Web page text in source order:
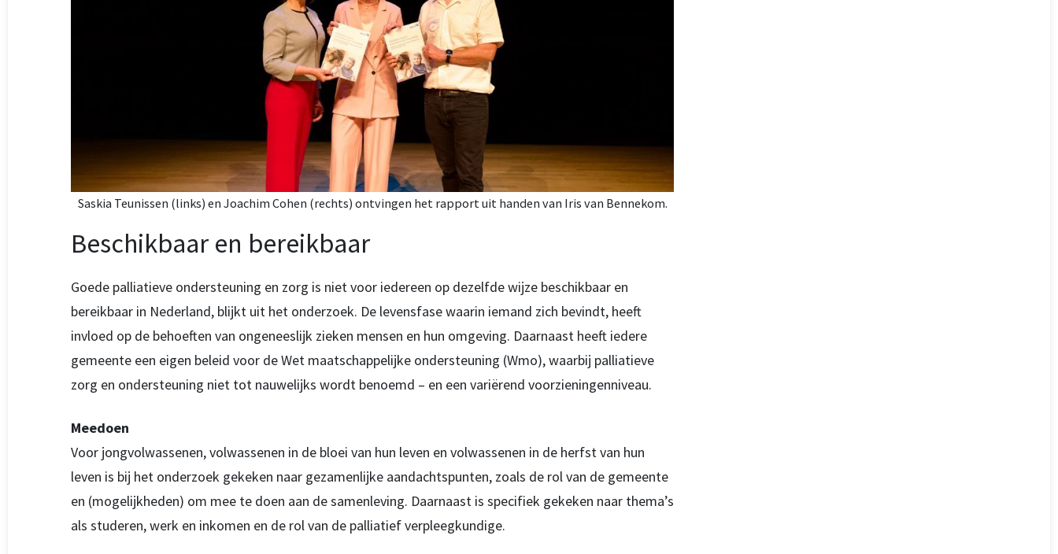
Saskia Teunissen (links) en Joachim Cohen (rechts) ontvingen het rapport uit handen van Iris van Bennekom.
Beschikbaar en bereikbaar
Goede palliatieve ondersteuning en zorg is niet voor iedereen op dezelfde wijze beschikbaar en
bereikbaar in Nederland, blijkt uit het onderzoek. De levensfase waarin iemand zich bevindt, heeft
invloed op de behoeften van ongeneeslijk zieken mensen en hun omgeving. Daarnaast heeft iedere
gemeente een eigen beleid voor de Wet maatschappelijke ondersteuning (Wmo), waarbij palliatieve
zorg en ondersteuning niet tot nauwelijks wordt benoemd – en een variërend voorzieningenniveau.
Meedoen
Voor jongvolwassenen, volwassenen in de bloei van hun leven en volwassenen in de herfst van hun
leven is bij het onderzoek gekeken naar gezamenlijke aandachtspunten, zoals de rol van de gemeente
en (mogelijkheden) om mee te doen aan de samenleving. Daarnaast is specifiek gekeken naar thema’s
als studeren, werk en inkomen en de rol van de palliatief verpleegkundige.